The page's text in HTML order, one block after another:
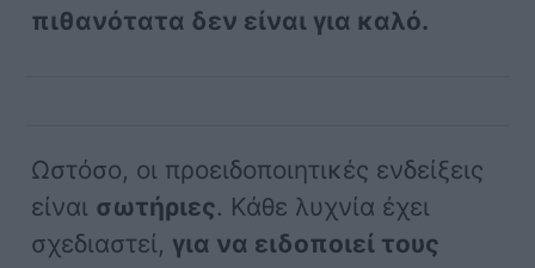
πιθανότατα δεν είναι για καλό.
Ωστόσο, οι προειδοποιητικές ενδείξεις
είναι σωτήριες. Κάθε λυχνία έχει
σχεδιαστεί, για να ειδοποιεί τους